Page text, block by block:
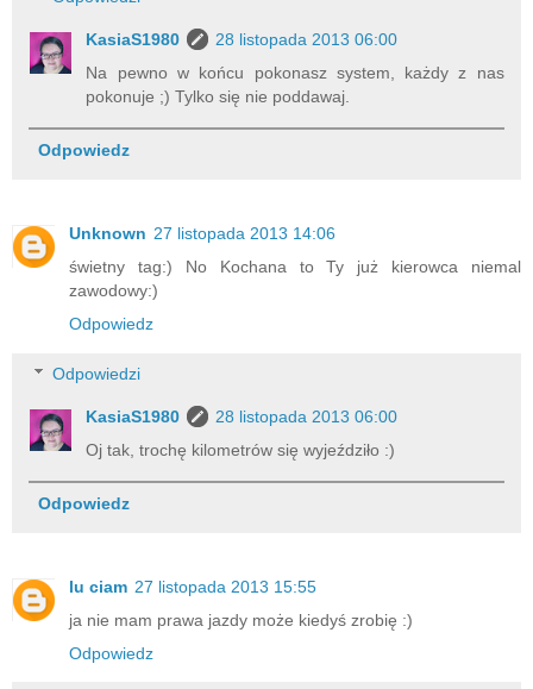
KasiaS1980
28 listopada 2013 06:00
Na pewno w końcu pokonasz system, każdy z nas
pokonuje ;) Tylko się nie poddawaj.
Odpowiedz
Unknown 27 listopada 2013 14:06
świetny tag:) No Kochana to Ty już kierowca niemal
zawodowy:)
Odpowiedz
Odpowiedzi
KasiaS1980
28 listopada 2013 06:00
Oj tak, trochę kilometrów się wyjeździło :)
Odpowiedz
lu ciam 27 listopada 2013 15:55
ja nie mam prawa jazdy może kiedyś zrobię :)
Odpowiedz